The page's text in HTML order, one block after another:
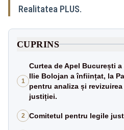
Realitatea PLUS.
CUPRINS
1
Curtea de Apel București
Ilie Bolojan a înființat, la
pentru analiza și
justiției.
2 Comitetul pentru legile